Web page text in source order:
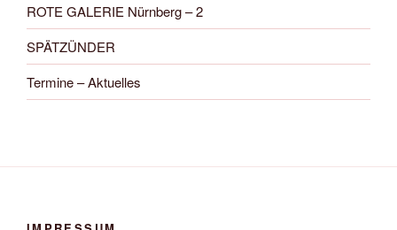
ROTE GALERIE Nürnberg – 2
SPÄTZÜNDER
Termine – Aktuelles